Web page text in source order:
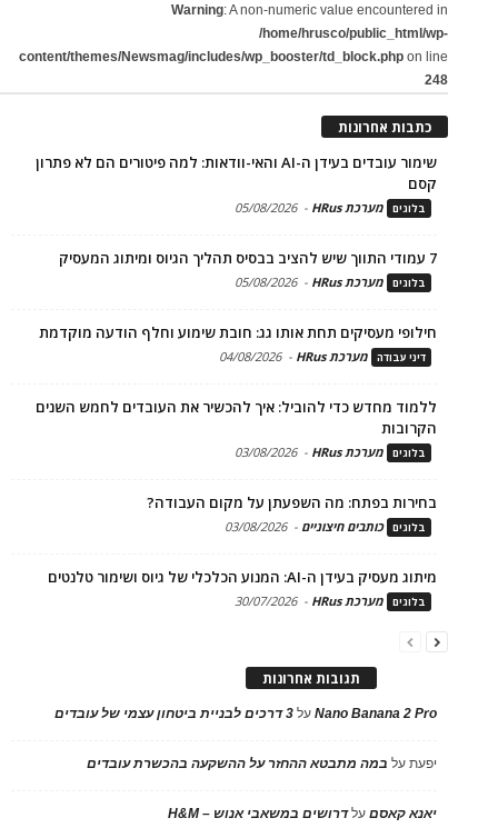
Warning: A non-numeric value encountered in
/home/hrusco/public_html/wp-
content/themes/Newsmag/includes/wp_booster/td_block.php on line
248
כתבות אחרונות
שימור עובדים בעידן ה-AI והאי-וודאות: למה פיטורים הם לא פתרון
קסם
בלוגים מערכת HRus -
05/08/2026
7 עמודי התווך שיש להציב בבסיס תהליך הגיוס ומיתוג המעסיק
בלוגים מערכת HRus -
05/08/2026
חילופי מעסיקים תחת אותו גג: חובת שימוע וחלף הודעה מוקדמת
דיני עבודה מערכת HRus -
04/08/2026
ללמוד מחדש כדי להוביל: איך להכשיר את העובדים לחמש השנים
הקרובות
בלוגים מערכת HRus -
03/08/2026
בחירות בפתח: מה השפעתן על מקום העבודה?
בלוגים כותבים חיצוניים -
03/08/2026
מיתוג מעסיק בעידן ה-AI: המנוע הכלכלי של גיוס ושימור טלנטים
בלוגים מערכת HRus -
30/07/2026
תגובות אחרונות
Nano Banana 2 Proעל 3 דרכים לבניית ביטחון עצמי של עובדים
יפעתעל במה מתבטא ההחזר על ההשקעה בהכשרת עובדים
יאנא קאסםעלדרושים במשאבי אנוש – H&M